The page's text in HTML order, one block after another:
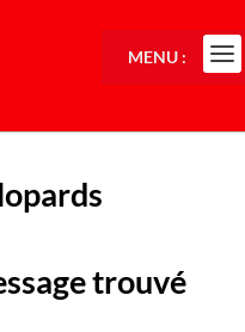
trouvé
MENU :